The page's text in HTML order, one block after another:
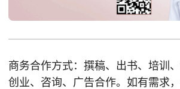
商务合作方式：撰稿、出书、培训
创业、咨询、广告合作。如有需求